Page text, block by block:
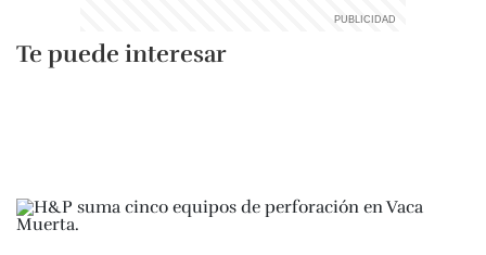
Te puede interesar